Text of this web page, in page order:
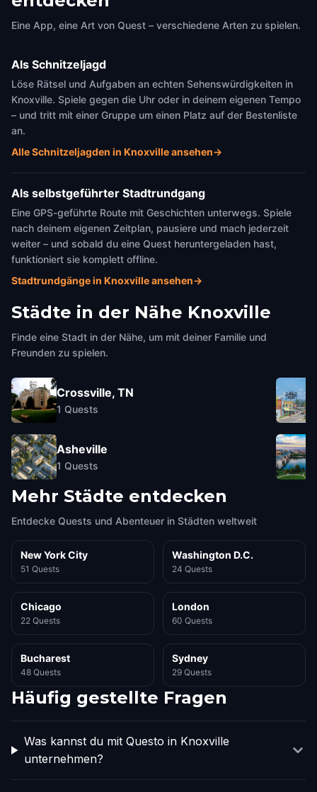
Eine App, eine Art von Quest – verschiedene Arten zu spielen.
Als Schnitzeljagd
Löse Rätsel und Aufgaben an echten Sehenswürdigkeiten in
Knoxville. Spiele gegen die Uhr oder in deinem eigenen Tempo
– und tritt mit einer Gruppe um einen Platz auf der Bestenliste
an.
Alle Schnitzeljagden in Knoxville ansehen→
Als selbstgeführter Stadtrundgang
Eine GPS-geführte Route mit Geschichten unterwegs. Spiele
nach deinem eigenen Zeitplan, pausiere und mach jederzeit
weiter – und sobald du eine Quest heruntergeladen hast,
funktioniert sie komplett offline.
Stadtrundgänge in Knoxville ansehen→
Städte in der Nähe Knoxville
Finde eine Stadt in der Nähe, um mit deiner Familie und
Freunden zu spielen.
Crossville, TN
1 Quests
Asheville
1 Quests
Mehr Städte entdecken
Entdecke Quests und Abenteuer in Städten weltweit
New York City
51 Quests
Washington D.C.
24 Quests
Chicago
22 Quests
London
60 Quests
Bucharest
48 Quests
Sydney
29 Quests
Häufig gestellte Fragen
Was kannst du mit Questo in Knoxville
unternehmen?